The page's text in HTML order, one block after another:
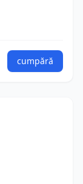
cumpără